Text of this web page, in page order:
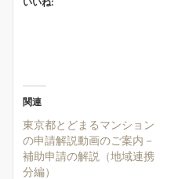
関連
東京都とどまるマンション
の申請解説動画のご案内－
補助申請の解説（地域連携
分編）